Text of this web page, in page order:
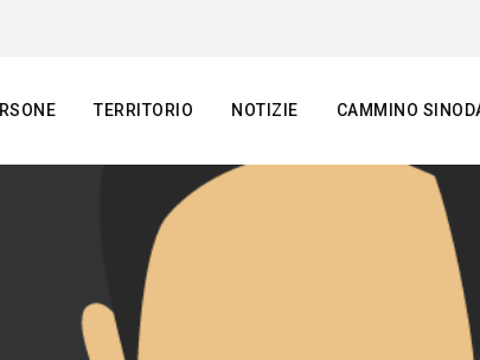
TERRITORIO NOTIZIE CAMMINO